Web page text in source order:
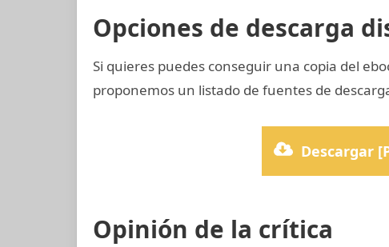
Opciones de descarga
Si quieres puedes conseguir una copia del
proponemos un listado de fuentes de
Descargar
Opinión de la crítica